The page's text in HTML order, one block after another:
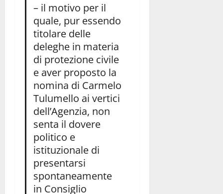
– il motivo per il
quale, pur essendo
titolare delle
deleghe in materia
di protezione civile
e aver proposto la
nomina di Carmelo
Tulumello ai vertici
dell’Agenzia, non
senta il dovere
politico e
istituzionale di
presentarsi
spontaneamente
in Consiglio